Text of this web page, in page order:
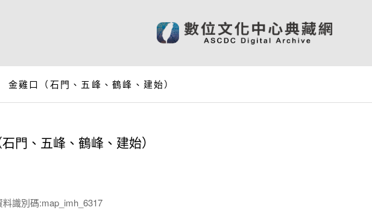
金雞口（石門、五峰、鶴峰、建始）
門、五峰、鶴峰、建始）
料識別碼:map_imh_6317